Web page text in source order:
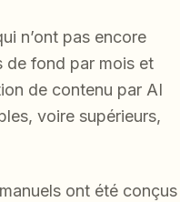
n’ont pas encore
de fond par mois et
de contenu par AI
voire supérieurs,
ont été conçus